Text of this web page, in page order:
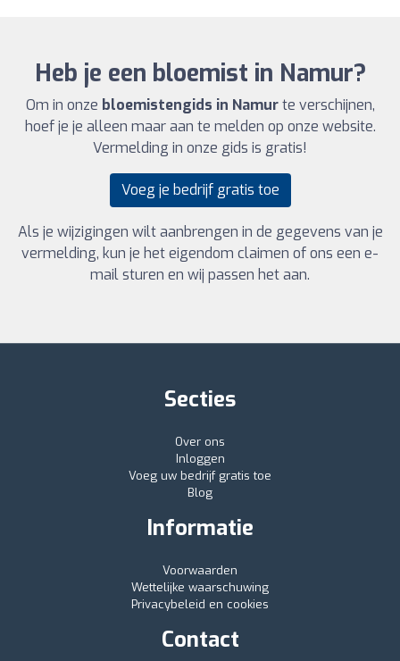
Heb je een bloemist in Namur?
Om in onze bloemistengids in Namurte verschijnen,
hoef je je alleen maar aan te melden op onze website.
Vermelding in onze gids is gratis!
Voeg je bedrijf gratis toe
Als je wijzigingen wilt aanbrengen in de gegevens van je
vermelding, kun je het eigendom claimen of ons een e-
mail sturen en wij passen het aan.
Secties
Over ons
Inloggen
Voeg uw bedrijf gratis toe
Blog
Informatie
Voorwaarden
Wettelijke waarschuwing
Privacybeleid en cookies
Contact